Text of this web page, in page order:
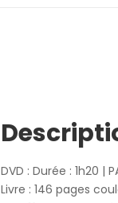
DVD : Durée : 1h20 |
Livre : 146 pages